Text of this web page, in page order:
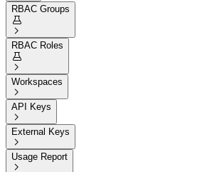
RBAC Groups


RBAC Roles


Workspaces

API Keys

External Keys

Usage Report
